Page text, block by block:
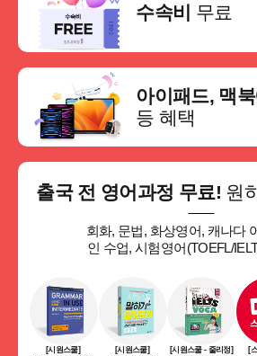
수속비 무료
아이패드, 맥
등 혜택
출국 전 영어과정 무료! 원
회화, 문법, 화상영어, 캐나다
인 수업, 시험영어(TOEFL/
[시원스쿨]
[시원스쿨]
[시원스쿨 - 줄리정]
[